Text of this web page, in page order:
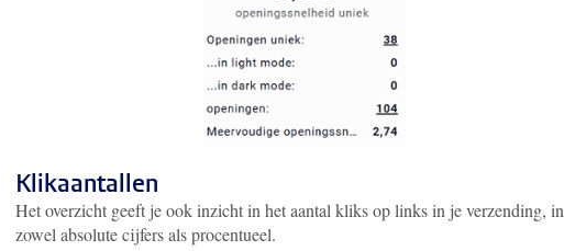
Klikaantallen
Het overzicht geeft je ook inzicht in het aantal kliks op links in je verzending, in
zowel absolute cijfers als procentueel.